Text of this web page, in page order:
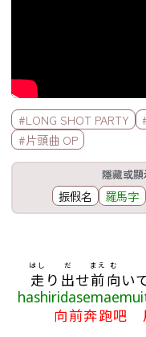
標籤欄
#LONG SHOT PARTY
#片頭曲 OP
隱藏或顯
振假名 羅馬字
走
はし
り 出
だ
せ前
まえ
向
む
い
向前奔跑吧